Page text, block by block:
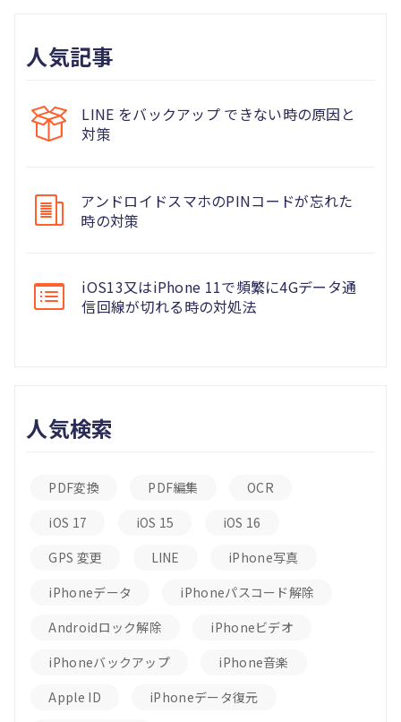
人気記事
LINE をバックアップ できない時の原因と
対策
アンドロイドスマホのPINコードが忘れた
時の対策
iOS13又はiPhone 11で頻繁に4Gデータ通
信回線が切れる時の対処法
人気検索
PDF変換 PDF編集
OCR
iOS 17
iOS 15
iOS 16
GPS 変更
LINE
iPhone写真
iPhoneデータ
iPhoneパスコード解除
Androidロック解除
iPhoneビデオ
iPhoneバックアップ
iPhone音楽
Apple ID
iPhoneデータ復元